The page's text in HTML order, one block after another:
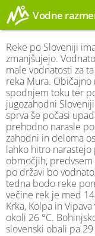
Vodne
Reke po Sloveniji
zmanjšujejo.
male vodnatosti za
reka Mura.
spodnjem toku ter
jugozahodni
sprva še počasi
prehodno narasle
zahodni in deloma
lahko hitro
območjih,
po državi bo
tedna bodo reke
večine rek je med 14
Krka, Kolpa in
okoli 26 °C.
slovenski obali pa 29